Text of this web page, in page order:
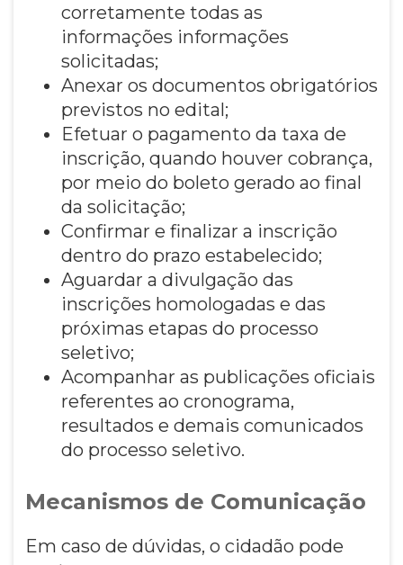
corretamente todas as
informações informações
solicitadas;
Anexar os documentos obrigatórios
previstos no edital;
Efetuar o pagamento da taxa de
inscrição, quando houver cobrança,
por meio do boleto gerado ao final
da solicitação;
Confirmar e finalizar a inscrição
dentro do prazo estabelecido;
Aguardar a divulgação das
inscrições homologadas e das
próximas etapas do processo
seletivo;
Acompanhar as publicações oficiais
referentes ao cronograma,
resultados e demais comunicados
do processo seletivo.
Mecanismos de Comunicação
Em caso de dúvidas, o cidadão pode